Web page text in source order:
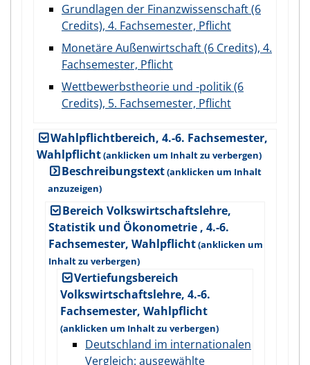
Grundlagen der Finanzwissenschaft (6
Credits), 4. Fachsemester, Pflicht
Monetäre Außenwirtschaft (6 Credits), 4.
Fachsemester, Pflicht
Wettbewerbstheorie und -politik (6
Credits), 5. Fachsemester, Pflicht
Wahlpflichtbereich, 4.-6. Fachsemester,
Wahlpflicht
Beschreibungstext
Bereich Volkswirtschaftslehre,
Statistik und Ökonometrie , 4.-6.
Fachsemester, Wahlpflicht
Vertiefungsbereich
Volkswirtschaftslehre, 4.-6.
Fachsemester, Wahlpflicht
Deutschland im internationalen
Vergleich: ausgewählte